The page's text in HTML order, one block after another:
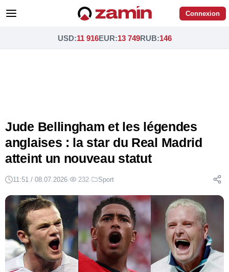
Connexion
USD:11 916EUR:13 749RUB:146
Jude Bellingham et les légendes
anglaises : la star du Real Madrid
atteint un nouveau statut
11:51 / 08.07.2026· 232· Sport